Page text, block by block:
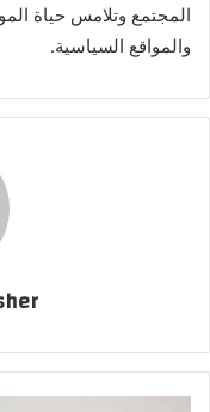
المجتمع وتلامس حياة
والمواقع السياسية.